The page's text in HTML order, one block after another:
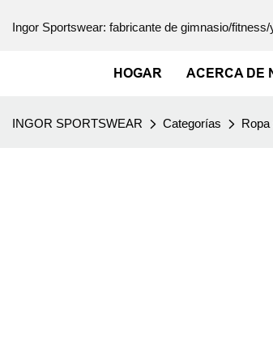
Ingor Sportswear: fabricante de gimnasio/
HOGAR ACERCA DE
INGOR SPORTSWEAR Categorías Ropa